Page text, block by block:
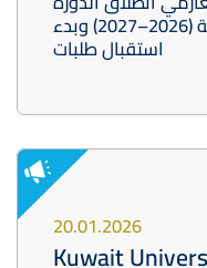
العشرين لجائزة خليفة التربوية (2026–2027) وبدء
استقبال طلبات
20.01.2026
Kuwait